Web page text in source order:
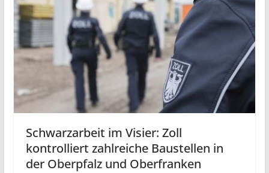
Schwarzarbeit im Visier: Zoll
kontrolliert zahlreiche Baustellen in
der Oberpfalz und Oberfranken